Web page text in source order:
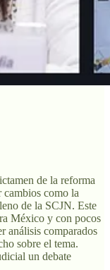
de la reforma
como la
de la SCJN. Este
México y con pocos
análisis comparados
sobre el tema.
un debate